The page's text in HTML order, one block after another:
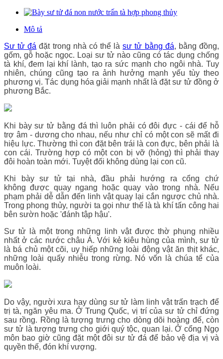
Mô tả
Sư tử đá đặt trong nhà có thể làsư tử bằng đá, bằng đồng,
gốm, gỗ hoặc ngọc. Loại sư tử nào cũng có tác dụng chống
tà khí, đem lại khí lành, tạo ra sức mạnh cho ngôi nhà. Tuy
nhiên, chúng cũng tạo ra ảnh hưởng mạnh yếu tùy theo
phương vị. Tác dụng hóa giải mạnh nhất là đặt sư tử đồng ở
phương Bắc.
Khi bày sư tử bằng đá thì luôn phải có đôi đực - cái để hỗ
trợ âm - dương cho nhau, nếu như chỉ có một con sẽ mất đi
hiệu lực. Thường thì con đặt bên trái là con đực, bên phải là
con cái. Trường hợp có một con bị vỡ (hỏng) thì phải thay
đôi hoàn toàn mới. Tuyệt đối không dùng lại con cũ.
Khi bày sư tử tại nhà, đầu phải hướng ra cổng chứ
không được quay ngang hoặc quay vào trong nhà. Nếu
phạm phải dễ dẫn đến linh vật quay lại cắn ngược chủ nhà.
Trong phong thủy, người ta gọi như thế là tà khí tấn công hai
bên sườn hoặc 'đánh tập hậu'.
Sư tử là một trong những linh vật được thờ phụng nhiều
nhất ở các nước châu Á. Với kẻ kiêu hùng của mình, sư tử
là bá chủ một cõi, uy hiếp những loài động vật ăn thịt khác,
những loài quấy nhiễu trong rừng. Nó vốn là chúa tể của
muôn loài.
Do vậy, người xưa hay dùng sư tử làm linh vật trấn trạch để
trị tà, ngăn yêu ma. Ở Trung Quốc, vị trí của sư tử chỉ đứng
sau rồng. Rồng là tượng trưng cho dòng dõi hoàng đế, còn
sư tử là tượng trưng cho giới quý tộc, quan lại. Ở cổng Ngọ
môn bao giờ cũng đặt một đôi sư tử đá để bảo vệ địa vị và
quyền thế, đón khí vượng.